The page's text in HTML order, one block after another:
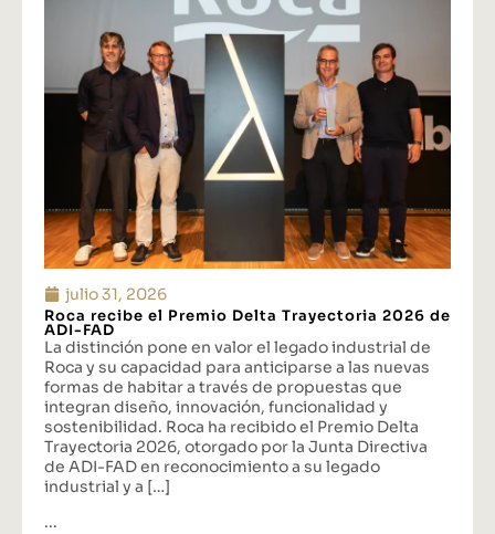
julio 31, 2026
Roca recibe el Premio Delta Trayectoria 2026 de
ADI-FAD
La distinción pone en valor el legado industrial de
Roca y su capacidad para anticiparse a las nuevas
formas de habitar a través de propuestas que
integran diseño, innovación, funcionalidad y
sostenibilidad. Roca ha recibido el Premio Delta
Trayectoria 2026, otorgado por la Junta Directiva
de ADI-FAD en reconocimiento a su legado
industrial y a […]
...